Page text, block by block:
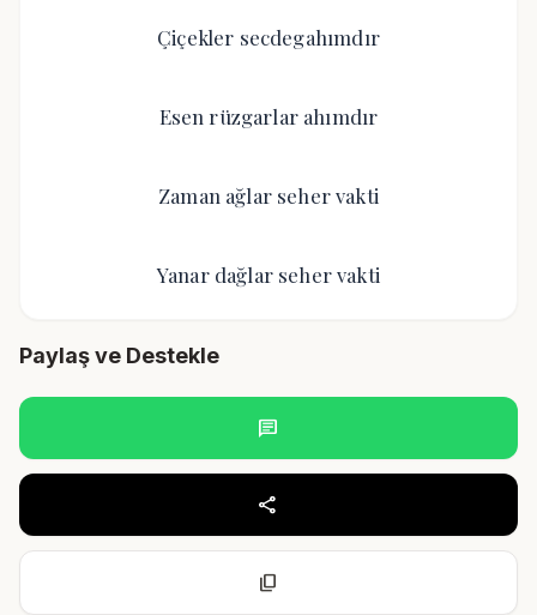
Çiçekler secdegahımdır
Esen rüzgarlar ahımdır
Zaman ağlar seher vakti
Yanar dağlar seher vakti
Paylaş ve Destekle
chat
share
content_copy